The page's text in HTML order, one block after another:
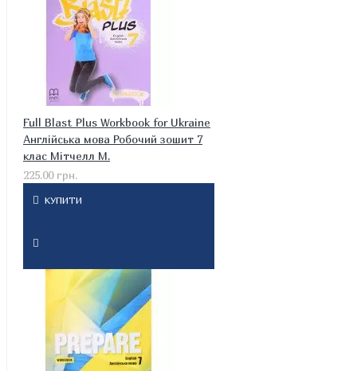
Full Blast Plus Workbook for Ukraine
Англійська мова Робочий зошит 7
клас Мітчелл М.
225.00 грн.
КУПИТИ